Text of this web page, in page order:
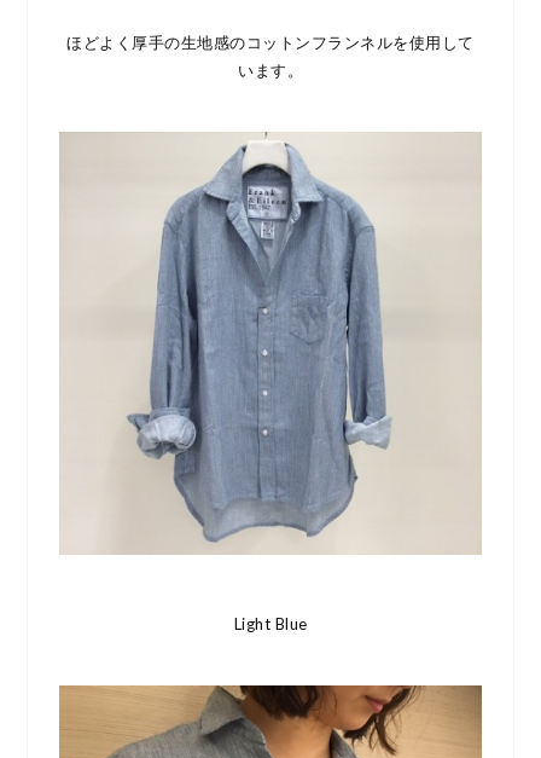
ほどよく厚手の生地感のコットンフランネルを使用して
います。
Light Blue